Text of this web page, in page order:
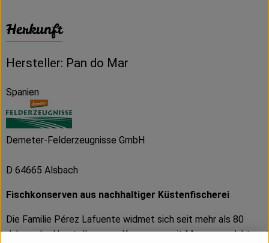
Herkunft
Hersteller: Pan do Mar
Spanien
Demeter-Felderzeugnisse GmbH
D 64665 Alsbach
Fischkonserven aus nachhaltiger Küstenfischerei
Die Familie Pérez Lafuente widmet sich seit mehr als 80
Jahren der Herstellung von Konserven mit Meeresprodukten